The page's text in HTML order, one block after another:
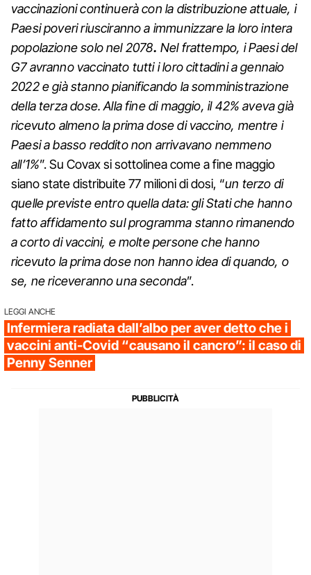
vaccinazioni continuerà con la distribuzione attuale, i
Paesi poveri riusciranno a immunizzare la loro intera
popolazione solo nel 2078. Nel frattempo, i Paesi del
G7 avranno vaccinato tutti i loro cittadini a gennaio
2022 e già stanno pianificando la somministrazione
della terza dose. Alla fine di maggio, il 42% aveva già
ricevuto almeno la prima dose di vaccino, mentre i
Paesi a basso reddito non arrivavano nemmeno
all’1%”. Su Covax si sottolinea come a fine maggio
siano state distribuite 77 milioni di dosi, “un terzo di
quelle previste entro quella data: gli Stati che hanno
fatto affidamento sul programma stanno rimanendo
a corto di vaccini, e molte persone che hanno
ricevuto la prima dose non hanno idea di quando, o
se, ne riceveranno una seconda”.
LEGGI ANCHE
Infermiera radiata dall’albo per aver detto che i
vaccini anti-Covid “causano il cancro”: il caso di
Penny Senner